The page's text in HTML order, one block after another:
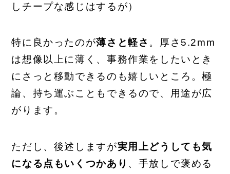
しチープな感じはするが）
特に良かったのが薄さと軽さ 。厚さ5.2mm
は想像以上に薄く、事務作業をしたいとき
にさっと移動できるのも嬉しいところ。極
論、持ち運ぶこともできるので、用途が広
がります。
ただし、後述しますが実用上どうしても気
になる点もいくつかあり 、手放しで褒める